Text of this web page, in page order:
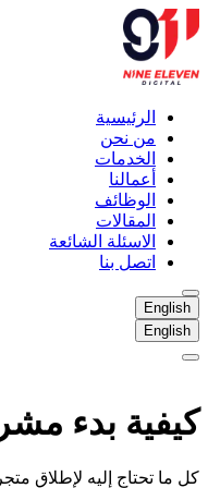
الرئيسية
من نحن
الخدمات
أعمالنا
الوظائف
المقالات
الاسئلة الشائعة
اتصل بنا
English
English
الخدمات
الوظائف
كيفية بدء
كل ما تحتاج إليه لإطلاق